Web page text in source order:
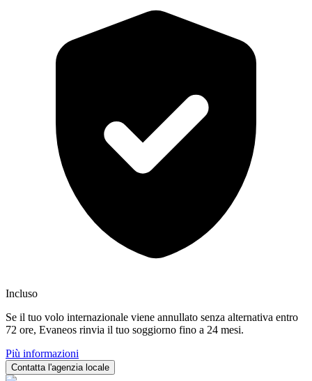
Incluso
Se il tuo volo internazionale viene annullato senza alternativa entro
72 ore, Evaneos rinvia il tuo soggiorno fino a 24 mesi.
Più informazioni
Contatta l'agenzia locale